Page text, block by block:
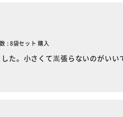
: 8袋セット 購入
た。小さくて嵩張らないのがいい